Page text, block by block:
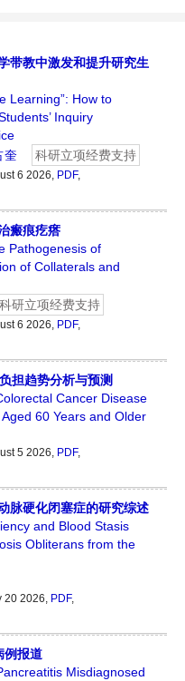
带教中激发和提升研究生
Learning”: How to
Inquiry
奎 科研立项经费支持
6 2026, PDF,
瘢痕疙瘩
Pathogenesis of
of Collaterals and
科研立项经费支持
6 2026, PDF,
担趋势分析与预测
Cancer Disease
60 Years and Older
5 2026, PDF,
脉硬化闭塞症的研究综述
and Blood Stasis
Obliterans from the
20 2026, PDF,
例报道
Misdiagnosed